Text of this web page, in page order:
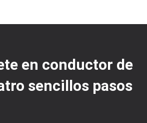
en conductor de
sencillos pasos